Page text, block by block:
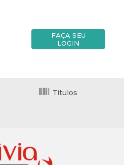
FAÇA SEU
LOGIN
Títulos